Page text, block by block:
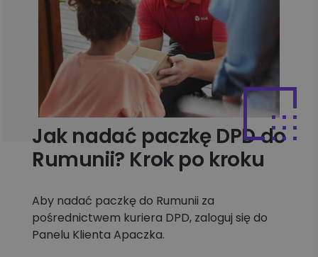
Jak nadać paczkę DPD do
Rumunii? Krok po kroku
Aby nadać paczkę do Rumunii za
pośrednictwem kuriera DPD, zaloguj się do
Panelu Klienta Apaczka.